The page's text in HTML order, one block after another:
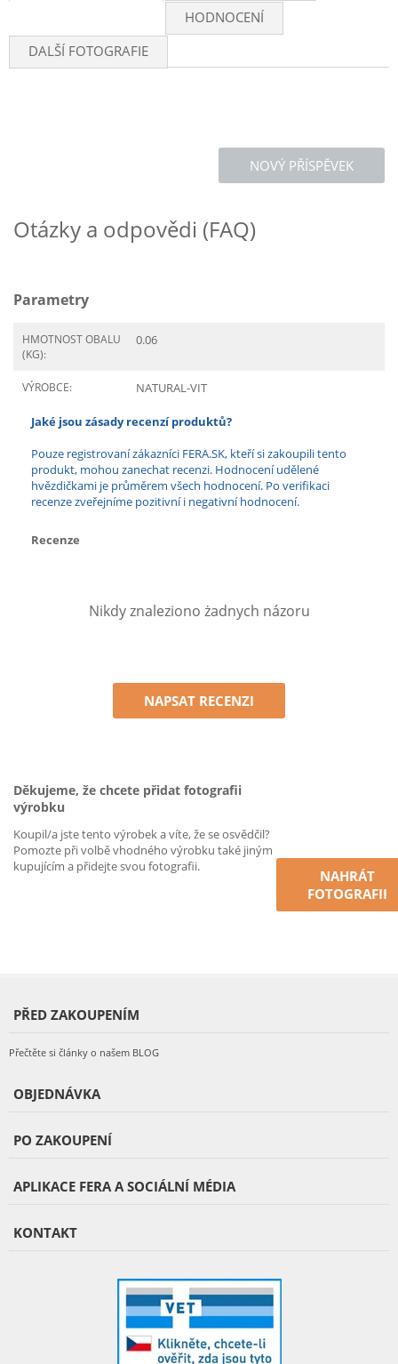
HODNOCENÍ
DALŠÍ FOTOGRAFIE
NOVÝ PŘÍSPĚVEK
Otázky a odpovědi (FAQ)
Parametry
HMOTNOST OBALU
(KG):
0.06
VÝROBCE: NATURAL-VIT
Jaké jsou zásady recenzí produktů?
Pouze registrovaní zákazníci FERA.SK, kteří si zakoupili tento
produkt, mohou zanechat recenzi. Hodnocení udělené
hvězdičkami je průměrem všech hodnocení. Po verifikaci
recenze zveřejníme pozitivní i negativní hodnocení.
Recenze
Nikdy znaleziono żadnych názoru
NAPSAT RECENZI
Děkujeme, že chcete přidat fotografii
výrobku
Koupil/a jste tento výrobek a víte, že se osvědčil?
Pomozte při volbě vhodného výrobku také jiným
kupujícím a přidejte svou fotografii.
NAHRÁT
FOTOGRAFII
PŘED ZAKOUPENÍM
Přečtěte si články o našem BLOG
OBJEDNÁVKA
PO ZAKOUPENÍ
APLIKACE FERA A SOCIÁLNÍ MÉDIA
KONTAKT